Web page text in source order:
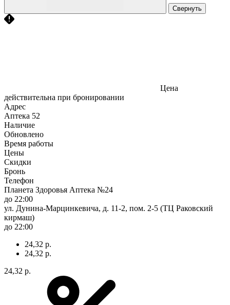
Свернуть
Цена
действительна при бронировании
Адрес
Аптека 52
Наличие
Обновлено
Время работы
Цены
Скидки
Бронь
Телефон
Планета Здоровья Аптека №24
до 22:00
ул. Дунина-Марцинкевича, д. 11-2, пом. 2-5 (ТЦ Раковский
кирмаш)
до 22:00
24,32 р.
24,32 р.
24,32 р.